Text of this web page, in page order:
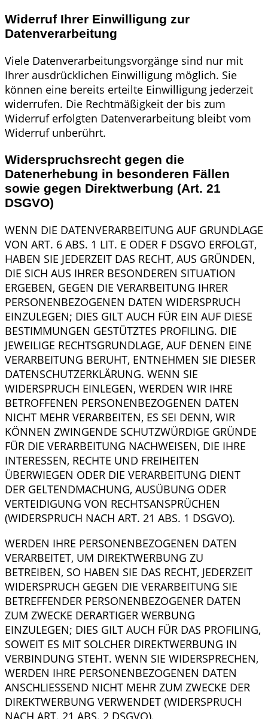
Widerruf Ihrer Einwilligung zur
Datenverarbeitung
Viele Datenverarbeitungsvorgänge sind nur mit
Ihrer ausdrücklichen Einwilligung möglich. Sie
können eine bereits erteilte Einwilligung jederzeit
widerrufen. Die Rechtmäßigkeit der bis zum
Widerruf erfolgten Datenverarbeitung bleibt vom
Widerruf unberührt.
Widerspruchsrecht gegen die
Datenerhebung in besonderen Fällen
sowie gegen Direktwerbung (Art. 21
DSGVO)
WENN DIE DATENVERARBEITUNG AUF GRUNDLAGE
VON ART. 6 ABS. 1 LIT. E ODER F DSGVO ERFOLGT,
HABEN SIE JEDERZEIT DAS RECHT, AUS GRÜNDEN,
DIE SICH AUS IHRER BESONDEREN SITUATION
ERGEBEN, GEGEN DIE VERARBEITUNG IHRER
PERSONENBEZOGENEN DATEN WIDERSPRUCH
EINZULEGEN; DIES GILT AUCH FÜR EIN AUF DIESE
BESTIMMUNGEN GESTÜTZTES PROFILING. DIE
JEWEILIGE RECHTSGRUNDLAGE, AUF DENEN EINE
VERARBEITUNG BERUHT, ENTNEHMEN SIE DIESER
DATENSCHUTZERKLÄRUNG. WENN SIE
WIDERSPRUCH EINLEGEN, WERDEN WIR IHRE
BETROFFENEN PERSONENBEZOGENEN DATEN
NICHT MEHR VERARBEITEN, ES SEI DENN, WIR
KÖNNEN ZWINGENDE SCHUTZWÜRDIGE GRÜNDE
FÜR DIE VERARBEITUNG NACHWEISEN, DIE IHRE
INTERESSEN, RECHTE UND FREIHEITEN
ÜBERWIEGEN ODER DIE VERARBEITUNG DIENT
DER GELTENDMACHUNG, AUSÜBUNG ODER
VERTEIDIGUNG VON RECHTSANSPRÜCHEN
(WIDERSPRUCH NACH ART. 21 ABS. 1 DSGVO).
WERDEN IHRE PERSONENBEZOGENEN DATEN
VERARBEITET, UM DIREKTWERBUNG ZU
BETREIBEN, SO HABEN SIE DAS RECHT, JEDERZEIT
WIDERSPRUCH GEGEN DIE VERARBEITUNG SIE
BETREFFENDER PERSONENBEZOGENER DATEN
ZUM ZWECKE DERARTIGER WERBUNG
EINZULEGEN; DIES GILT AUCH FÜR DAS PROFILING,
SOWEIT ES MIT SOLCHER DIREKTWERBUNG IN
VERBINDUNG STEHT. WENN SIE WIDERSPRECHEN,
WERDEN IHRE PERSONENBEZOGENEN DATEN
ANSCHLIESSEND NICHT MEHR ZUM ZWECKE DER
DIREKTWERBUNG VERWENDET (WIDERSPRUCH
NACH ART. 21 ABS. 2 DSGVO).